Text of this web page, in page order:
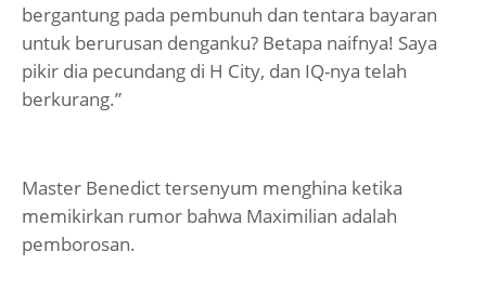
bergantung pada pembunuh dan tentara bayaran
untuk berurusan denganku? Betapa naifnya! Saya
pikir dia pecundang di H City, dan IQ-nya telah
berkurang.”
Master Benedict tersenyum menghina ketika
memikirkan rumor bahwa Maximilian adalah
pemborosan.